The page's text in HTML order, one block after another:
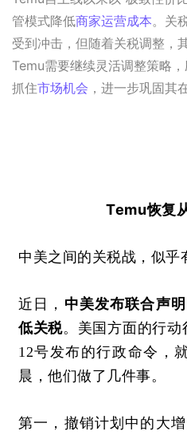
管模式降低商家运营成本。关
受到冲击，但随着关税调整，
Temu需要继续灵活调整策略
抓住市场机会 ，进一步巩固其
Temu恢复
中美之间的关税战，似乎
近日， 中美发布联合声
低关税。美国方面的行动
12号发布的行政命令，
晨，他们做了几件事。
第一， 撤销计划中的大